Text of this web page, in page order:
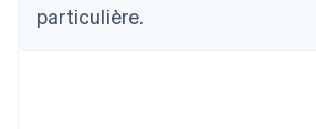
particulière.
Chypre
Croatie